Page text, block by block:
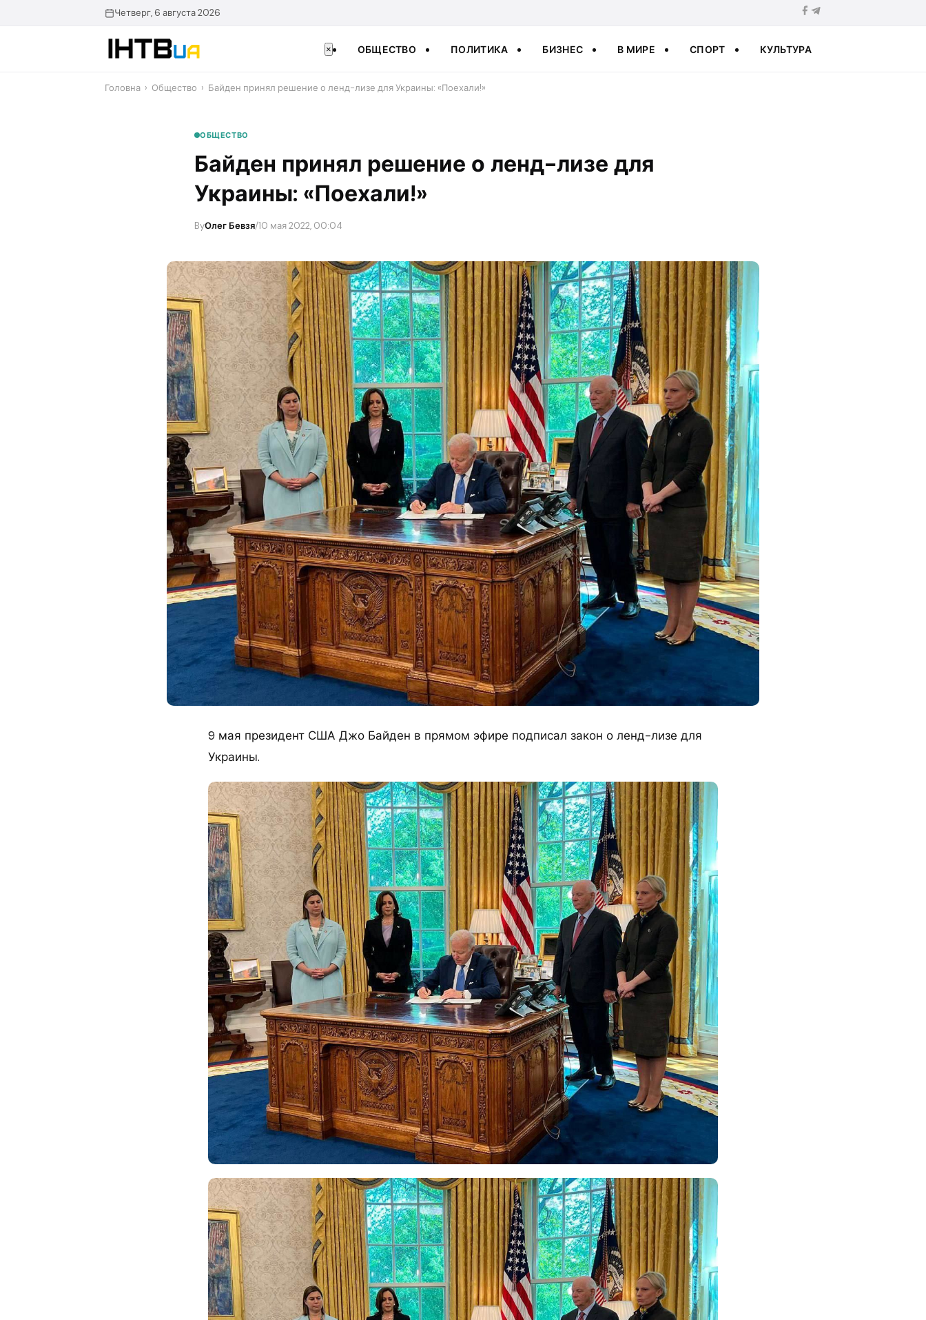
Четверг, 6 августа 2026
× ОБЩЕСТВО ПОЛИТИКА БИЗНЕС В МИРЕ СПОРТ КУЛЬТУРА
Головна › Общество › Байден принял решение о ленд-лизе для Украины: «Поехали!»
ОБЩЕСТВО
Байден принял решение о ленд-лизе для
Украины: «Поехали!»
ByОлег Бевзя/10 мая 2022, 00:04
9 мая президент США Джо Байден в прямом эфире подписал закон о ленд-лизе для
Украины.